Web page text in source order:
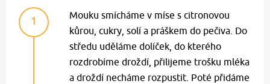
1
Mouku smícháme v míse s citronovou
kůrou, cukry, solí a práškem do pečiva. Do
středu uděláme dolíček, do kterého
rozdrobíme droždí, přilijeme trošku mléka
a droždí necháme rozpustit. Poté přidáme